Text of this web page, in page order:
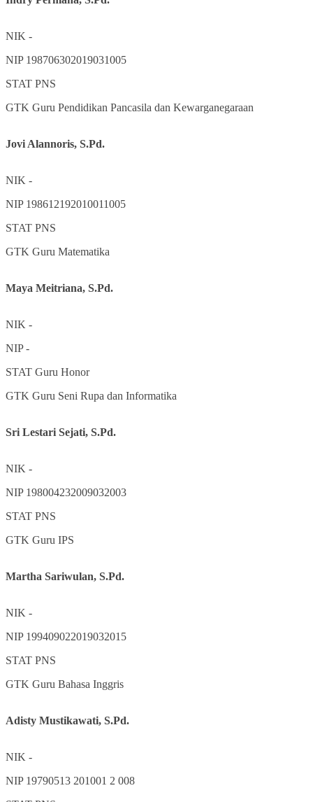
NIK -
NIP 198706302019031005
STAT PNS
GTK Guru Pendidikan Pancasila dan Kewarganegaraan
Jovi Alannoris, S.Pd.
NIK -
NIP 198612192010011005
STAT PNS
GTK Guru Matematika
Maya Meitriana, S.Pd.
NIK -
NIP-
STAT Guru Honor
GTK Guru Seni Rupa dan Informatika
Sri Lestari Sejati, S.Pd.
NIK -
NIP 198004232009032003
STAT PNS
GTK Guru IPS
Martha Sariwulan, S.Pd.
NIK -
NIP 199409022019032015
STAT PNS
GTK Guru Bahasa Inggris
Adisty Mustikawati, S.Pd.
NIK -
NIP 19790513 201001 2 008